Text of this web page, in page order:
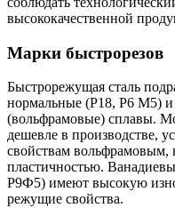
высококачественной
Марки быстрорезов
Быстрорежущая сталь
нормальные (Р18, Р6 М5)
(вольфрамовые) сплавы.
дешевле в производстве,
свойствам вольфрамовым,
пластичностью.
Р9Ф5) имеют высокую
режущие свойства.